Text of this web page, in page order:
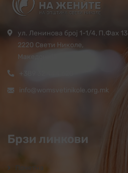
ул. Ленинова број 1-1/4, П.Фах 13
2220 Свети Николе,
Македонија
info@womsvetinikole.org.mk
Брзи линкови
Почетна